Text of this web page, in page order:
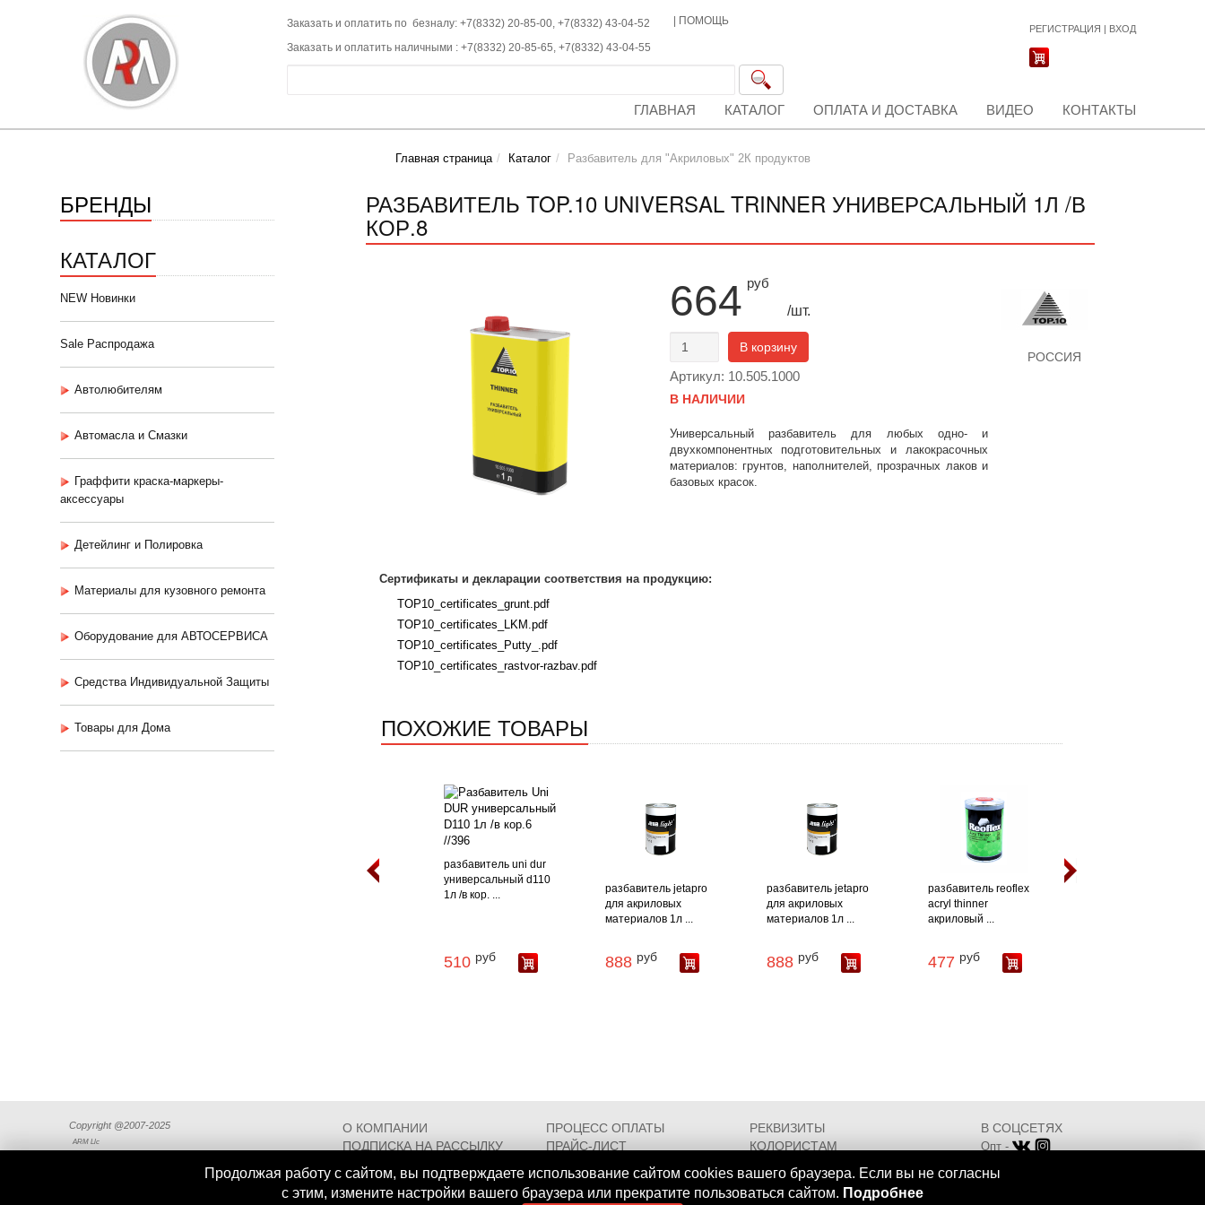
Заказать и оплатить по безналу: +7(8332) 20-85-00, +7(8332) 43-04-52
Заказать и оплатить наличными : +7(8332) 20-85-65, +7(8332) 43-04-55
ПОМОЩЬ
РЕГИСТРАЦИЯ | ВХОД
ГЛАВНАЯ КАТАЛОГ ОПЛАТА И ДОСТАВКА ВИДЕО КОНТАКТЫ
Главная страница Каталог Разбавитель для "Акриловых" 2К продуктов
БРЕНДЫ
КАТАЛОГ
NEW Новинки
Sale Распродажа
Автолюбителям
Автомасла и Смазки
Граффити краска-маркеры-
аксессуары
Детейлинг и Полировка
Материалы для кузовного ремонта
Оборудование для АВТОСЕРВИСА
Средства Индивидуальной Защиты
Товары для Дома
РАЗБАВИТЕЛЬ TOP.10 UNIVERSAL TRINNER УНИВЕРСАЛЬНЫЙ 1Л /В
КОР.8
664 руб
/шт.
В корзину
Артикул: 10.505.1000
В НАЛИЧИИ
Универсальный разбавитель для любых одно- и
двухкомпонентных подготовительных и лакокрасочных
материалов: грунтов, наполнителей, прозрачных лаков и
базовых красок.
РОССИЯ
Сертификаты и декларации соответствия на продукцию:
TOP10_certificates_grunt.pdf
TOP10_certificates_LKM.pdf
TOP10_certificates_Putty_.pdf
TOP10_certificates_rastvor-razbav.pdf
ПОХОЖИЕ ТОВАРЫ
разбавитель uni dur
универсальный d110
1л /в кор. ...
510 руб
разбавитель jetapro
для акриловых
материалов 1л ...
888 руб
разбавитель jetapro
для акриловых
материалов 1л ...
888 руб
разбавитель reoflex
acryl thinner
акриловый ...
477 руб
Продолжая работу с сайтом, вы подтверждаете использование сайтом cookies вашего браузера. Если вы не согласны
с этим, измените настройки вашего браузера или прекратите пользоваться сайтом. Подробнее
Copyright @2007-2025
ARM Llc
О КОМПАНИИ ПРОЦЕСС ОПЛАТЫ
РЕКВИЗИТЫ
ПОДПИСКА НА РАССЫЛКУ
ПРАЙС-ЛИСТ
КОЛОРИСТАМ
СХЕМА ПРОЕЗДА
В СОЦСЕТЯХ
Опт -